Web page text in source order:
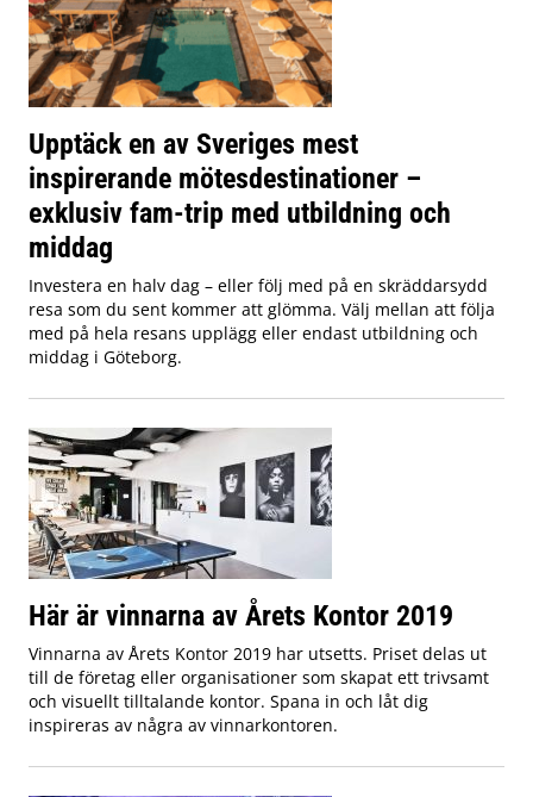
Upptäck en av Sveriges mest
inspirerande mötesdestinationer –
exklusiv fam-trip med utbildning och
middag
Investera en halv dag – eller följ med på en skräddarsydd
resa som du sent kommer att glömma. Välj mellan att följa
med på hela resans upplägg eller endast utbildning och
middag i Göteborg.
Här är vinnarna av Årets Kontor 2019
Vinnarna av Årets Kontor 2019 har utsetts. Priset delas ut
till de företag eller organisationer som skapat ett trivsamt
och visuellt tilltalande kontor. Spana in och låt dig
inspireras av några av vinnarkontoren.